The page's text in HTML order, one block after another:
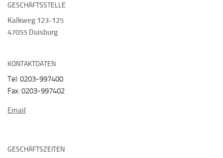
GESCHÄFTSSTELLE
Kalkweg 123-125
47055 Duisburg
KONTAKTDATEN
Tel: 0203-997400
Fax: 0203-997402
Email
GESCHÄFTSZEITEN